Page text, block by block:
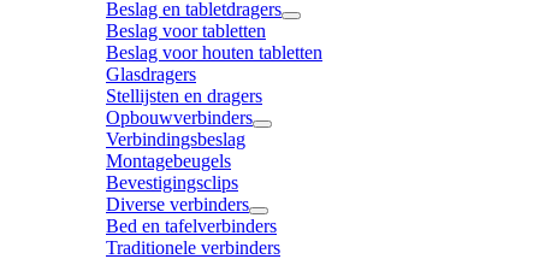
Beslag en tabletdragers
Beslag voor tabletten
Beslag voor houten tabletten
Glasdragers
Stellijsten en dragers
Opbouwverbinders
Verbindingsbeslag
Montagebeugels
Bevestigingsclips
Diverse verbinders
Bed en tafelverbinders
Traditionele verbinders